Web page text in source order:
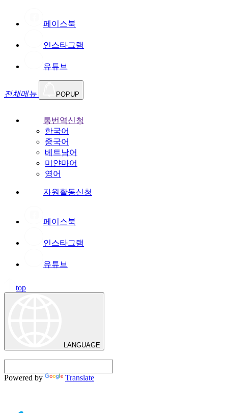
페이스북
인스타그램
유튜브
전체메뉴 POPUP
통번역신청
한국어
중국어
베트남어
미얀마어
영어
자원활동신청
페이스북
인스타그램
유튜브
top
LANGUAGE
Powered by Translate